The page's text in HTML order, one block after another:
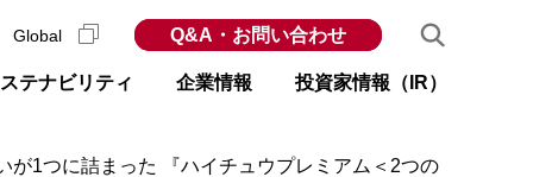
テナビリティ 企業情報 投資家情報（IR）
Global Q&A・お問い合わせ
1つに詰まった 『ハイチュウプレミアム＜2つの